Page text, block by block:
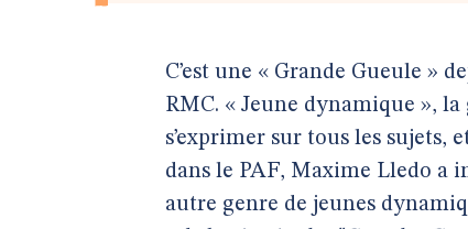
C’est une « Grande Gueule »
RMC. « Jeune dynamique »,
s’exprimer sur tous les sujets,
dans le PAF, Maxime Lledo a
autre genre de jeunes